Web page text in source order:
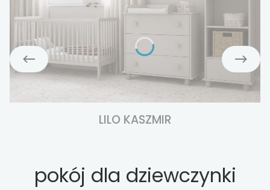
LILO KASZMIR
pokój dla dziewczynki